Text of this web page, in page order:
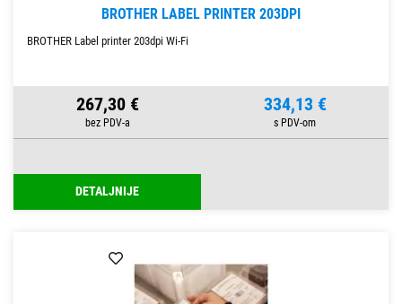
BROTHER LABEL PRINTER 203DPI
BROTHER Label printer 203dpi Wi-Fi
267,30 € 334,13 €
DETALJNIJE